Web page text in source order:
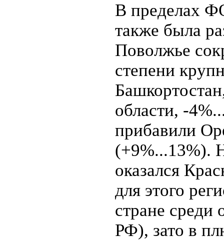
В пределах
также была
Поволжье
степени
области, -
прибавили
(+9%...13%).
оказался
для этого
стране среди
РФ), зато в